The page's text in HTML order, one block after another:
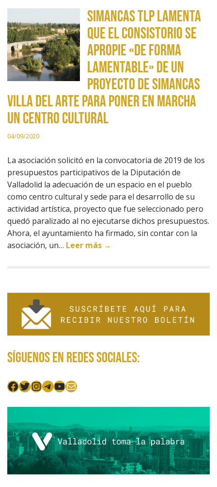
Simancas TLP lamenta
que el consistorio se
apropie «de forma
lamentable» de un
proyecto de Simancas
Villa del Arte para poner en marcha
un centro cultural
04/09/2020
La asociación solicitó en la convocatoria de 2019 de los
presupuestos participativos de la Diputación de
Valladolid la adecuación de un espacio en el pueblo
como centro cultural y sede para el desarrollo de su
actividad artística, proyecto que fue seleccionado pero
quedó paralizado al no ejecutarse dichos presupuestos.
Ahora, el ayuntamiento ha firmado, sin contar con la
asociación, un… Leer más →
Síguenos en redes sociales:
Facebook
Twitter
Instagram
Telegram
YouTube
Mail